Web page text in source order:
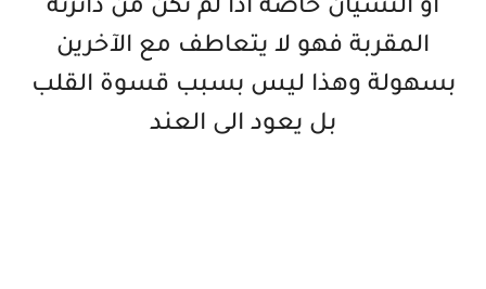
او النسيان خاصة اذا لم تكن من دائرته
المقربة فهو لا يتعاطف مع الآخرين
بسهولة وهذا ليس بسبب قسوة القلب
بل يعود الى العند